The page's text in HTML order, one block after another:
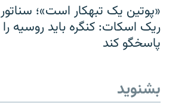
«پوتین یک تبهکار است»؛ سناتور
ریک اسکات: کنگره باید روسیه را
پاسخگو کند
بشنوید